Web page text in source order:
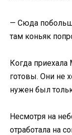
— Сюда
там коньяк
Когда
готовы. Они не
нужен был
Несмотря на
отработала на